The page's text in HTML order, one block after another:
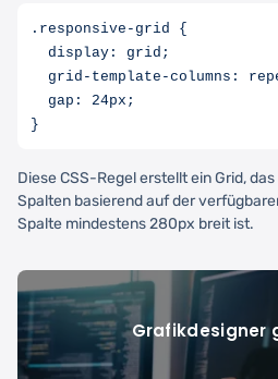
.responsive-grid {
  display: grid;
grid-template-columns:
  gap: 24px;
Diese CSS-Regel erstellt ein Grid,
Spalten basierend auf der
Spalte mindestens 280px breit ist.
Grafikdesigner